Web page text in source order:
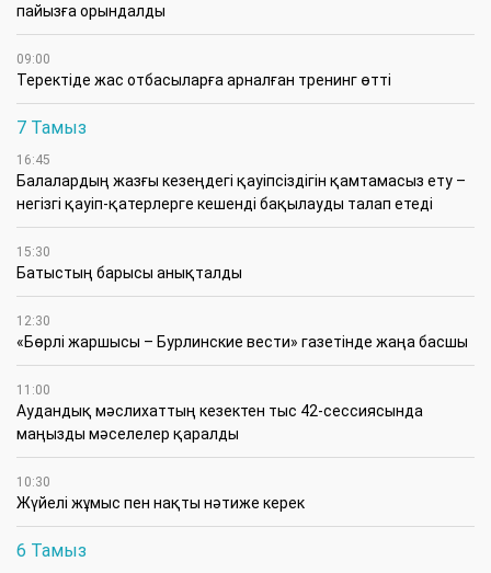
пайызға орындалды
09:00
​Теректіде жас отбасыларға арналған тренинг өтті
7 Тамыз
16:45
Балалардың жазғы кезеңдегі қауіпсіздігін қамтамасыз ету –
негізгі қауіп-қатерлерге кешенді бақылауды талап етеді
15:30
Батыстың барысы анықталды
12:30
«Бөрлі жаршысы – Бурлинские вести» газетінде жаңа басшы
11:00
Аудандық мәслихаттың кезектен тыс 42-сессиясында
маңызды мәселелер қаралды
10:30
Жүйелі жұмыс пен нақты нәтиже керек
6 Тамыз